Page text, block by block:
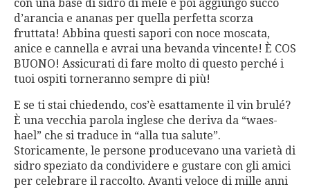
con una base di sidro di mele e poi aggiungo succo
d’arancia e ananas per quella perfetta scorza
fruttata! Abbina questi sapori con noce moscata,
anice e cannella e avrai una bevanda vincente! È COS
BUONO! Assicurati di fare molto di questo perché i
tuoi ospiti torneranno sempre di più!
E se ti stai chiedendo, cos’è esattamente il vin brulé?
È una vecchia parola inglese che deriva da “waes-
hael” che si traduce in “alla tua salute”.
Storicamente, le persone producevano una varietà di
sidro speziato da condividere e gustare con gli amici
per celebrare il raccolto. Avanti veloce di mille anni